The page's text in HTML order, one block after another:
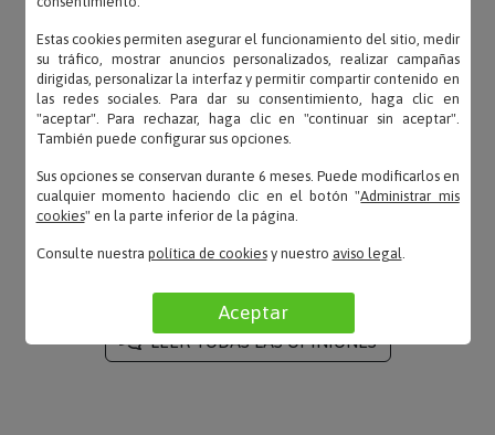
San – 11/01/2022
«Adecuado para lo que lo queria .»
«Bonita y original»
LEER TODAS LAS OPINIONES
Estas cookies permiten asegurar el funcionamiento del sitio, medir
su tráfico, mostrar anuncios personalizados, realizar campañas
dirigidas, personalizar la interfaz y permitir compartir contenido en
las redes sociales. Para dar su consentimiento, haga clic en
"aceptar". Para rechazar, haga clic en "continuar sin aceptar".
También puede configurar sus opciones.
Sus opciones se conservan durante 6 meses. Puede modificarlos en
cualquier momento haciendo clic en el botón "Administrar mis
cookies" en la parte inferior de la página.
Consulte nuestra política de cookiesy nuestro aviso legal.
Aceptar